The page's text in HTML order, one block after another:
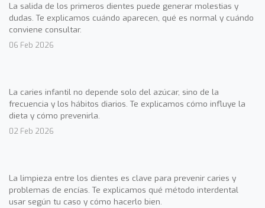
La salida de los primeros dientes puede generar molestias y
dudas. Te explicamos cuándo aparecen, qué es normal y cuándo
conviene consultar.
06 Feb 2026
La caries infantil no depende solo del azúcar, sino de la
frecuencia y los hábitos diarios. Te explicamos cómo influye la
dieta y cómo prevenirla.
02 Feb 2026
La limpieza entre los dientes es clave para prevenir caries y
problemas de encías. Te explicamos qué método interdental
usar según tu caso y cómo hacerlo bien.